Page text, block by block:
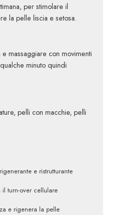
per stimolare il
la pelle liscia e setosa.
massaggiare con movimenti
minuto quindi
pelli con macchie, pelli
e ristrutturante
il turn-over cellulare
e rigenera la pelle